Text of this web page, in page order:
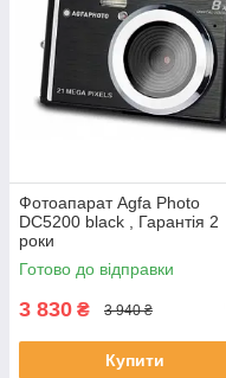
Фотоапарат Agfa Photo
DC5200 black , Гарантія 2
роки
Готово до відправки
3 830 ₴ 3 940 ₴
Купити